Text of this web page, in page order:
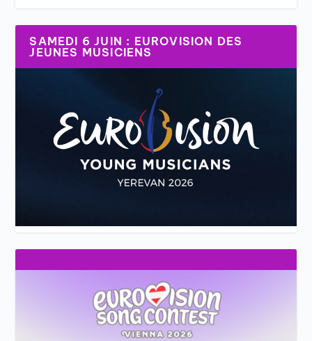
SAMEDI 6 JUIN : EUROVISION DES
JEUNES MUSICIENS